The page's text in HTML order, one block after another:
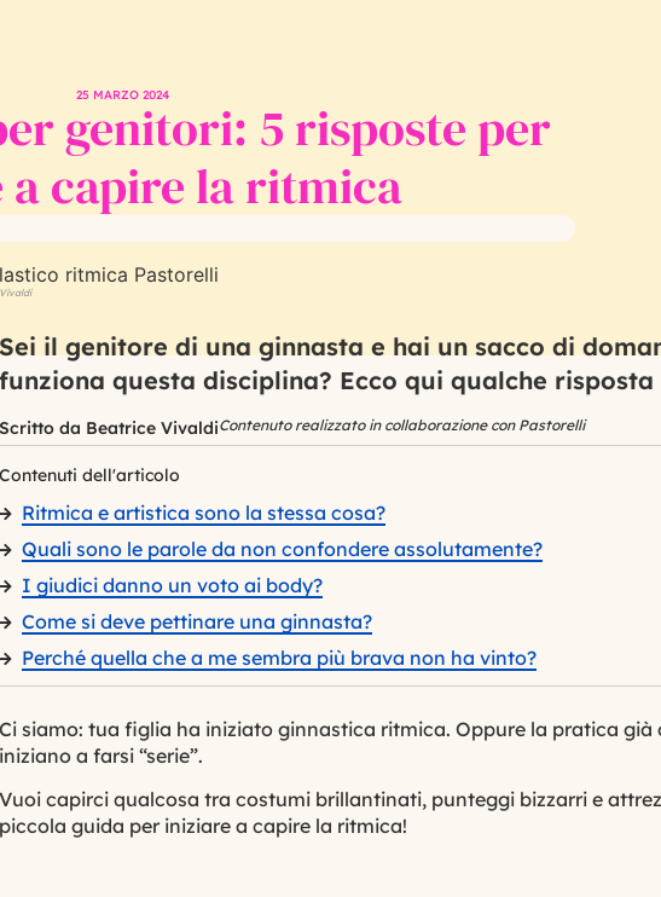
25 MARZO 2024
genitori: 5 risposte per
capire la ritmica
Sei il genitore di una ginnasta e hai un sacco di
funziona questa disciplina? Ecco qui qualche risposta
Scritto da Beatrice VivaldiContenuto realizzato in collaborazione con Pastorelli
Contenuti dell'articolo
Ritmica e artistica sono la stessa cosa?
Quali sono le parole da non confondere assolutamente?
I giudici danno un voto ai body?
Come si deve pettinare una ginnasta?
Perché quella che a me sembra più brava non ha vinto?
Ci siamo: tua figlia ha iniziato ginnastica ritmica. Oppure la pratica già
iniziano a farsi “serie”.
Vuoi capirci qualcosa tra costumi brillantinati, punteggi bizzarri e
piccola guida per iniziare a capire la ritmica!